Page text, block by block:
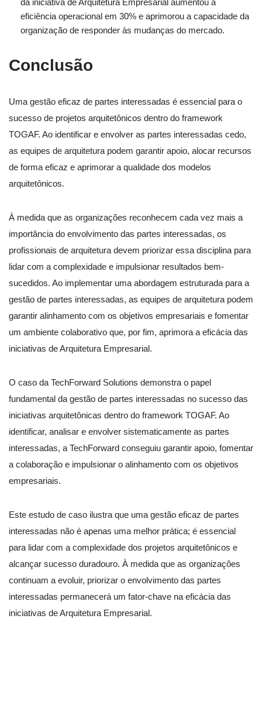
da iniciativa de Arquitetura Empresarial aumentou a
eficiência operacional em 30% e aprimorou a capacidade da
organização de responder às mudanças do mercado.
Conclusão
Uma gestão eficaz de partes interessadas é essencial para o
sucesso de projetos arquitetônicos dentro do framework
TOGAF. Ao identificar e envolver as partes interessadas cedo,
as equipes de arquitetura podem garantir apoio, alocar recursos
de forma eficaz e aprimorar a qualidade dos modelos
arquitetônicos.
À medida que as organizações reconhecem cada vez mais a
importância do envolvimento das partes interessadas, os
profissionais de arquitetura devem priorizar essa disciplina para
lidar com a complexidade e impulsionar resultados bem-
sucedidos. Ao implementar uma abordagem estruturada para a
gestão de partes interessadas, as equipes de arquitetura podem
garantir alinhamento com os objetivos empresariais e fomentar
um ambiente colaborativo que, por fim, aprimora a eficácia das
iniciativas de Arquitetura Empresarial.
O caso da TechForward Solutions demonstra o papel
fundamental da gestão de partes interessadas no sucesso das
iniciativas arquitetônicas dentro do framework TOGAF. Ao
identificar, analisar e envolver sistematicamente as partes
interessadas, a TechForward conseguiu garantir apoio, fomentar
a colaboração e impulsionar o alinhamento com os objetivos
empresariais.
Este estudo de caso ilustra que uma gestão eficaz de partes
interessadas não é apenas uma melhor prática; é essencial
para lidar com a complexidade dos projetos arquitetônicos e
alcançar sucesso duradouro. À medida que as organizações
continuam a evoluir, priorizar o envolvimento das partes
interessadas permanecerá um fator-chave na eficácia das
iniciativas de Arquitetura Empresarial.